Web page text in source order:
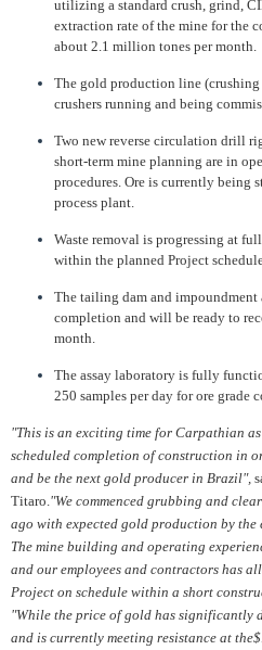
utilizing a standard crush, grind,
extraction rate of the mine for the
about 2.1 million tones per month.
The gold production line
crushers running and being
Two new reverse circulation drill
short-term mine planning are in
procedures. Ore is currently being
process plant.
Waste removal is progressing at
within the planned Project
The tailing dam and impoundment
completion and will be ready to
month.
The assay laboratory is fully
250 samples per day for ore grade
"This is an exciting time for Carpathian
scheduled completion of construction in
and be the next gold producer in Brazil",
Titaro. "We commenced grubbing and
ago with expected gold production by
The mine building and operating
and our employees and contractors has
Project on schedule within a short
"While the price of gold has significantly
and is currently meeting resistance at